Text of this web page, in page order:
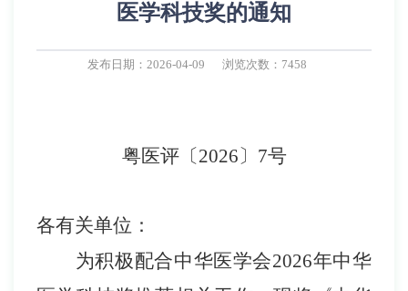
医学科技奖的通知
发布日期：2026-04-09 浏览次数：7458
粤医评〔2026〕 7号
各有关单位：
为积极配合中华医学会2026年中华